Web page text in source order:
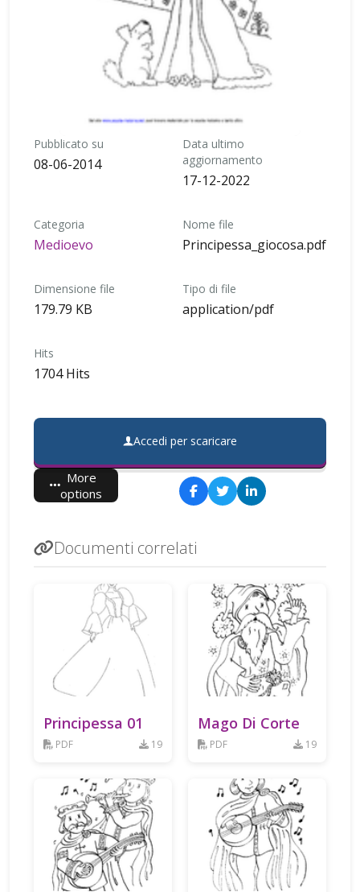
Pubblicato su
08-06-2014
Data ultimo
aggiornamento
17-12-2022
Categoria
Medioevo
Nome file
Principessa_giocosa.pdf
Dimensione file
179.79 KB
Tipo di file
application/pdf
Hits
1704 Hits
Accedi per scaricare
More
options
Documenti correlati
Principessa 01
PDF 19
Mago Di Corte
PDF 19